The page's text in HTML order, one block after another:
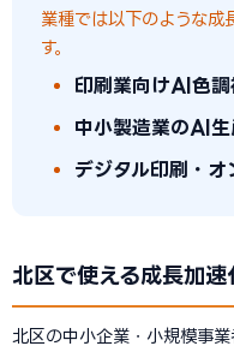
業種では以下のような成
す。
印刷業向けAI色調
中小製造業のAI
デジタル印刷・
北区で使える成長加
北区の中小企業・小規模事